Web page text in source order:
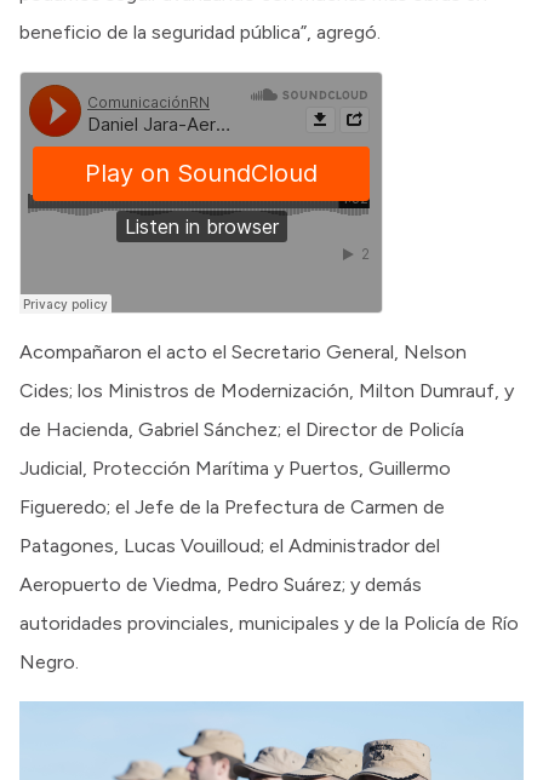
beneficio de la seguridad pública”, agregó.
Acompañaron el acto el Secretario General, Nelson
Cides; los Ministros de Modernización, Milton Dumrauf, y
de Hacienda, Gabriel Sánchez; el Director de Policía
Judicial, Protección Marítima y Puertos, Guillermo
Figueredo; el Jefe de la Prefectura de Carmen de
Patagones, Lucas Vouilloud; el Administrador del
Aeropuerto de Viedma, Pedro Suárez; y demás
autoridades provinciales, municipales y de la Policía de Río
Negro.